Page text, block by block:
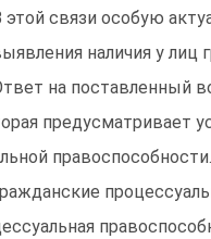
этой связи особую
наличия у лиц
на поставленный
предусматривает